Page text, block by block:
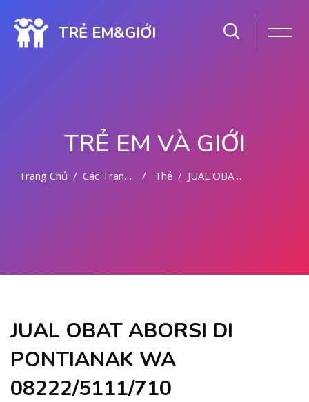
TRẺ EM&GIỚI
TRẺ EM VÀ GIỚI
Trang Chủ Các Trang Của Hệ Thống Thẻ JUAL OBAT ABORSI DI PONTIANAK WA 08222/5111/710
JUAL OBAT ABORSI DI
PONTIANAK WA
08222/5111/710